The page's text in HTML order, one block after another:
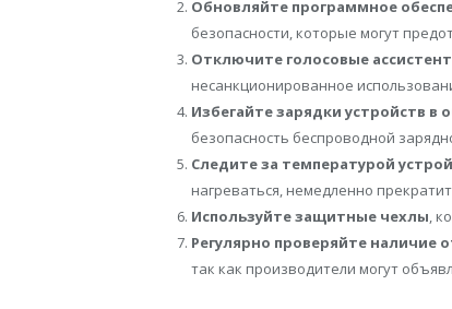
Обновляйте программное
безопасности, которые могут
Отключите голосовые
несанкционированное
Избегайте зарядки устройств в
безопасность беспроводной
Следите за температурой
нагреваться, немедленно
Используйте защитные чехлы,
Регулярно проверяйте наличие
так как производители могут